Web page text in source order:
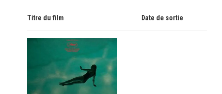
Titre du film Date de sortie